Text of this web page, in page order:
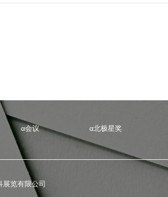
α会议 α北极星奖
展览有限公司